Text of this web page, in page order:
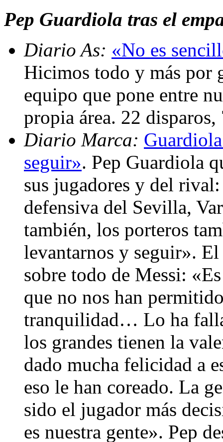
Pep Guardiola tras el
Diario As: «No es
Hicimos todo y más por
equipo que pone entre
propia área. 22
Diario Marca:
seguir». Pep Guardiola
sus jugadores y del
defensiva del Sevilla,
también, los porteros
levantarnos y seguir».
sobre todo de Messi:
que no nos han
tranquilidad… Lo ha
los grandes tienen la
dado mucha felicidad a
eso le han coreado. La
sido el jugador más
es nuestra gente». Pep